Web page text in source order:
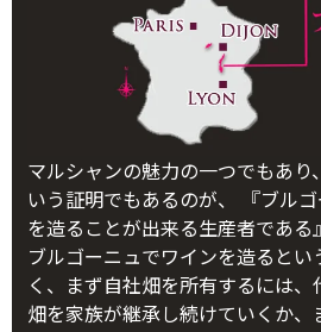
マルシャンの魅力の一つでもあり
いう証明でもあるのが、 『ブル
を造ることが出来る生産者である
ブルゴーニュでワインを造ると
く、まず自社畑を所有するには
畑を家族が継承し続けていくか